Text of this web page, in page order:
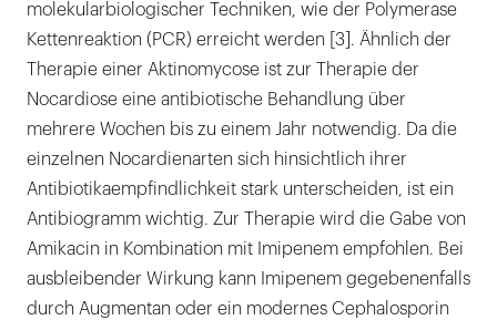
molekularbiologischer Techniken, wie der Polymerase
Kettenreaktion (PCR) erreicht werden [3]. Ähnlich der
Therapie einer Aktinomycose ist zur Therapie der
Nocardiose eine antibiotische Behandlung über
mehrere Wochen bis zu einem Jahr notwendig. Da die
einzelnen Nocardienarten sich hinsichtlich ihrer
Antibiotikaempfindlichkeit stark unterscheiden, ist ein
Antibiogramm wichtig. Zur Therapie wird die Gabe von
Amikacin in Kombination mit Imipenem empfohlen. Bei
ausbleibender Wirkung kann Imipenem gegebenenfalls
durch Augmentan oder ein modernes Cephalosporin